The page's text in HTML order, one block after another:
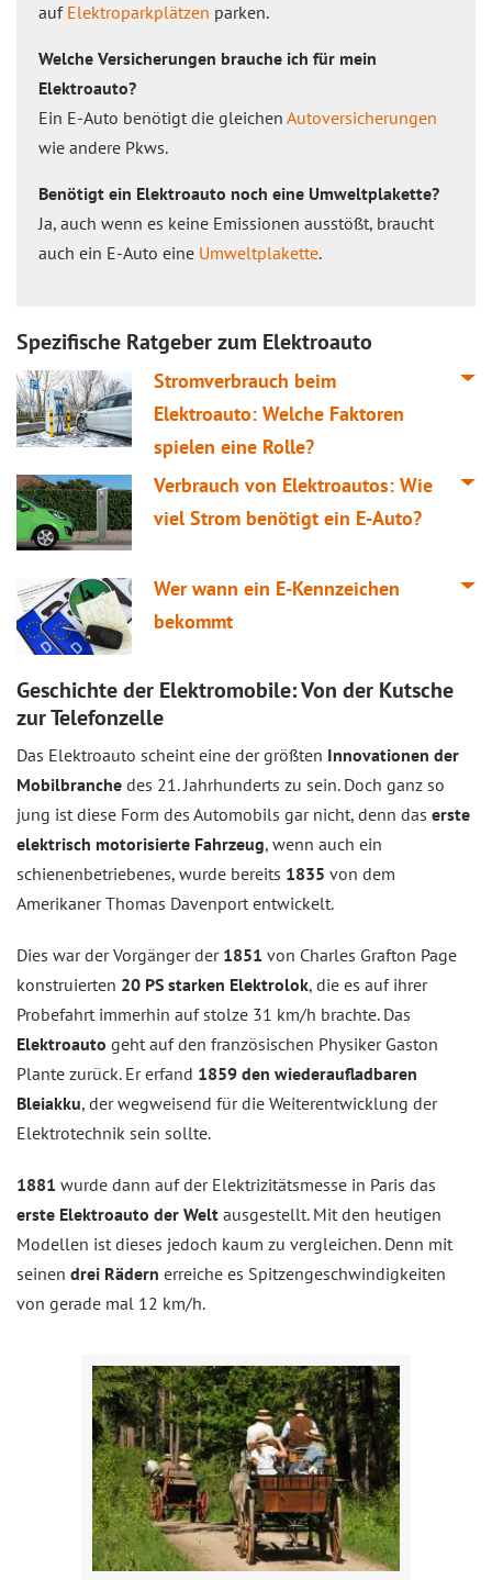
auf Elektroparkplätzen parken.
Welche Versicherungen brauche ich für mein
Elektroauto?
Ein E-Auto benötigt die gleichen Autoversicherungen
wie andere Pkws.
Benötigt ein Elektroauto noch eine Umweltplakette?
Ja, auch wenn es keine Emissionen ausstößt, braucht
auch ein E-Auto eine Umweltplakette.
Spezifische Ratgeber zum Elektroauto
Stromverbrauch beim
Elektroauto: Welche Faktoren
spielen eine Rolle?
Verbrauch von Elektroautos: Wie
viel Strom benötigt ein E-Auto?
Wer wann ein E-Kennzeichen
bekommt
Geschichte der Elektromobile: Von der Kutsche
zur Telefonzelle
Das Elektroauto scheint eine der größten Innovationen der
Mobilbranche des 21. Jahrhunderts zu sein. Doch ganz so
jung ist diese Form des Automobils gar nicht, denn das erste
elektrisch motorisierte Fahrzeug, wenn auch ein
schienenbetriebenes, wurde bereits 1835 von dem
Amerikaner Thomas Davenport entwickelt.
Dies war der Vorgänger der 1851 von Charles Grafton Page
konstruierten 20 PS starken Elektrolok, die es auf ihrer
Probefahrt immerhin auf stolze 31 km/h brachte. Das
Elektroauto geht auf den französischen Physiker Gaston
Plante zurück. Er erfand 1859 den wiederaufladbaren
Bleiakku, der wegweisend für die Weiterentwicklung der
Elektrotechnik sein sollte.
1881 wurde dann auf der Elektrizitätsmesse in Paris das
erste Elektroauto der Welt ausgestellt. Mit den heutigen
Modellen ist dieses jedoch kaum zu vergleichen. Denn mit
seinen drei Rädern erreiche es Spitzengeschwindigkeiten
von gerade mal 12 km/h.